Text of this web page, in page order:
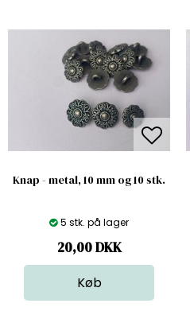
Knap - metal, 10 mm og 10 stk.
5 stk. på lager
20,00DKK